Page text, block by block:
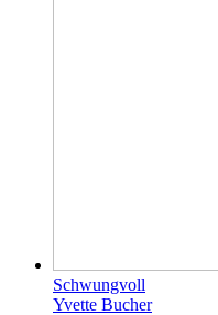
Schwungvoll
Yvette Bucher